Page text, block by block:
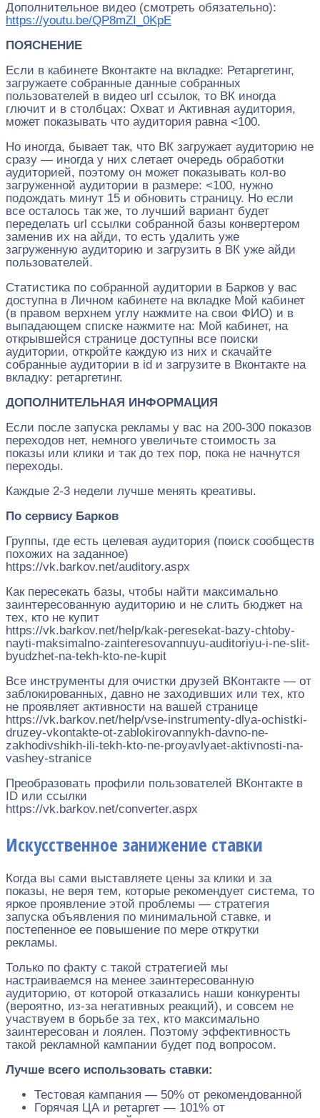
Дополнительное видео (смотреть обязательно):
https://youtu.be/QP8mZI_0KpE
ПОЯСНЕНИЕ
Если в кабинете Вконтакте на вкладке: Ретаргетинг,
загружаете собранные данные собранных
пользователей в видео url ссылок, то ВК иногда
глючит и в столбцах: Охват и Активная аудитория,
может показывать что аудитория равна <100.
Но иногда, бывает так, что ВК загружает аудиторию не
сразу — иногда у них слетает очередь обработки
аудиторией, поэтому он может показывать кол-во
загруженной аудитории в размере: <100, нужно
подождать минут 15 и обновить страницу. Но если
все осталось так же, то лучший вариант будет
переделать url ссылки собранной базы конвертером
заменив их на айди, то есть удалить уже
загруженную аудиторию и загрузить в ВК уже айди
пользователей.
Статистика по собранной аудитории в Барков у вас
доступна в Личном кабинете на вкладке Мой кабинет
(в правом верхнем углу нажмите на свои ФИО) и в
выпадающем списке нажмите на: Мой кабинет, на
открывшейся странице доступны все поиски
аудитории, откройте каждую из них и скачайте
собранные аудитории в id и загрузите в Вконтакте на
вкладку: ретаргетинг.
ДОПОЛНИТЕЛЬНАЯ ИНФОРМАЦИЯ
Если после запуска рекламы у вас на 200-300 показов
переходов нет, немного увеличьте стоимость за
показы или клики и так до тех пор, пока не начнутся
переходы.
Каждые 2-3 недели лучше менять креативы.
По сервису Барков
Группы, где есть целевая аудитория (поиск сообществ
похожих на заданное)
https://vk.barkov.net/auditory.aspx
Как пересекать базы, чтобы найти максимально
заинтересованную аудиторию и не слить бюджет на
тех, кто не купит
https://vk.barkov.net/help/kak-peresekat-bazy-chtoby-
nayti-maksimalno-zainteresovannuyu-auditoriyu-i-ne-slit-
byudzhet-na-tekh-kto-ne-kupit
Все инструменты для очистки друзей ВКонтакте — от
заблокированных, давно не заходивших или тех, кто
не проявляет активности на вашей странице
https://vk.barkov.net/help/vse-instrumenty-dlya-ochistki-
druzey-vkontakte-ot-zablokirovannykh-davno-ne-
zakhodivshikh-ili-tekh-kto-ne-proyavlyaet-aktivnosti-na-
vashey-stranice
Преобразовать профили пользователей ВКонтакте в
ID или ссылки
https://vk.barkov.net/converter.aspx
Искусственное занижение ставки
Когда вы сами выставляете цены за клики и за
показы, не веря тем, которые рекомендует система, то
яркое проявление этой проблемы — стратегия
запуска объявления по минимальной ставке, и
постепенное ее повышение по мере открутки
рекламы.
Только по факту с такой стратегией мы
настраиваемся на менее заинтересованную
аудиторию, от которой отказались наши конкуренты
(вероятно, из‐за негативных реакций), и совсем не
участвуем в борьбе за тех, кто максимально
заинтересован и лоялен. Поэтому эффективность
такой рекламной кампании будет под вопросом.
Лучше всего использовать ставки:
Тестовая кампания — 50% от рекомендованной
Горячая ЦА и ретаргет — 101% от